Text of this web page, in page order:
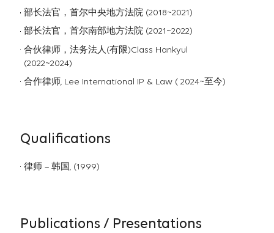
部⻓法官，首尔中央地方法院 (2018~2021)
部⻓法官，首尔南部地方法院 (2021~2022)
合伙律师，法务法人(有限)Class Hankyul
(2022~2024)
合作律师, Lee International IP & Law ( 2024~至今)
Qualifications
律师 – 韩国, (1999)
Publications / Presentations